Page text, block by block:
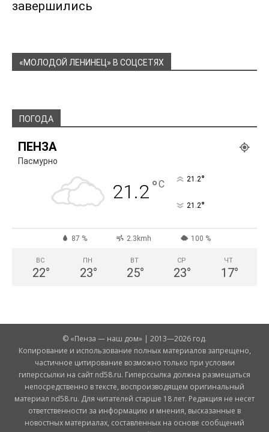
завершились
«МОЛОДОЙ ЛЕНИНЕЦ» В СОЦСЕТЯХ
ПОГОДА
ПЕНЗА
Пасмурно
21.2°C 21.2°
21.2°
87 % 2.3kmh 100 %
ВС
22°
ПН
23°
ВТ
25°
СР
23°
ЧТ
17°
© «Пенза — наш дом» | 2013—2026 год.
Копирование и использование полных материалов запрещено,
частичное цитирование возможно только при условии
гиперссылки на сайт nd58.ru. Гиперссылка должна размещаться
непосредственно в тексте, воспроизводящем оригинальный
материал nd58.ru. Для читателей старше 18 лет. Редакция не несет
ответственности за информацию и мнения, высказанные в
новостных материалах, составленных на основе сообщений